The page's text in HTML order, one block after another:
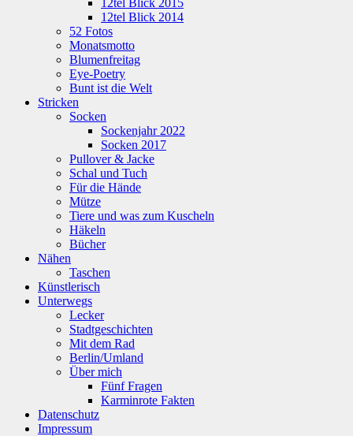
12tel Blick 2015
12tel Blick 2014
52 Fotos
Monatsmotto
Blumenfreitag
Eye-Poetry
Bunt ist die Welt
Stricken
Socken
Sockenjahr 2022
Socken 2017
Pullover & Jacke
Schal und Tuch
Für die Hände
Mütze
Tiere und was zum Kuscheln
Häkeln
Bücher
Nähen
Taschen
Künstlerisch
Unterwegs
Lecker
Stadtgeschichten
Mit dem Rad
Berlin/Umland
Über mich
Fünf Fragen
Karminrote Fakten
Datenschutz
Impressum